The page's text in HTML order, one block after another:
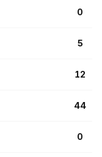
0
5
12
44
0